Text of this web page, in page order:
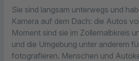
Sie sind langsam unterwegs und
Kamera auf dem Dach: die Autos
Moment sind sie im Zollernalbkreis
und die Umgebung unter anderem
fotografieren. Menschen und